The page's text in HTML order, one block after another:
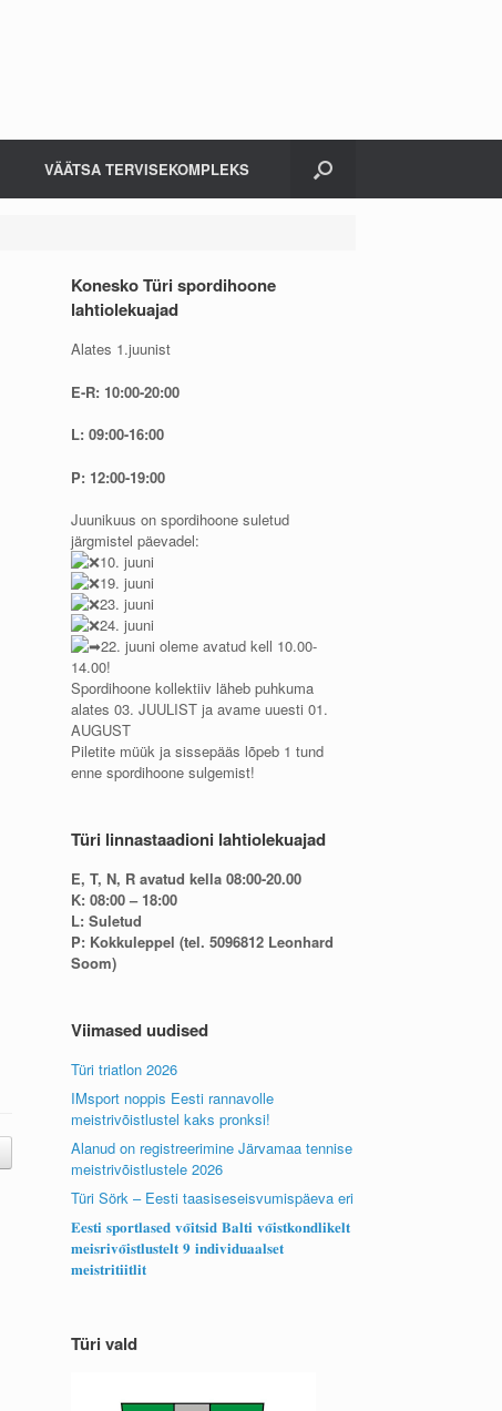
VÄÄTSA TERVISEKOMPLEKS
Konesko Türi spordihoone
lahtiolekuajad
Alates 1.juunist
E-R: 10:00-20:00
L: 09:00-16:00
P: 12:00-19:00
Juunikuus on spordihoone suletud
järgmistel päevadel:
10. juuni
19. juuni
23. juuni
24. juuni
22. juuni oleme avatud kell 10.00-
14.00!
Spordihoone kollektiiv läheb puhkuma
alates 03. JUULIST ja avame uuesti 01.
AUGUST
Piletite müük ja sissepääs lõpeb 1 tund
enne spordihoone sulgemist!
Türi linnastaadioni lahtiolekuajad
E, T, N, R avatud kella 08:00-20.00
K: 08:00 – 18:00
L: Suletud
P: Kokkuleppel (tel. 5096812 Leonhard
Soom)
Viimased uudised
Türi triatlon 2026
IMsport noppis Eesti rannavolle
meistrivõistlustel kaks pronksi!
Alanud on registreerimine Järvamaa tennise
meistrivõistlustele 2026
Türi Sörk – Eesti taasiseseisvumispäeva eri
𝐄𝐞𝐬𝐭𝐢 𝐬𝐩𝐨𝐫𝐭𝐥𝐚𝐬𝐞𝐝 𝐯𝐨̃𝐢𝐭𝐬𝐢𝐝 𝐁𝐚𝐥𝐭𝐢 𝐯𝐨̃𝐢𝐬𝐭𝐤𝐨𝐧𝐝𝐥𝐢𝐤𝐞𝐥𝐭
𝐦𝐞𝐢𝐬𝐫𝐢𝐯𝐨̃𝐢𝐬𝐭𝐥𝐮𝐬𝐭𝐞𝐥𝐭 𝟗 𝐢𝐧𝐝𝐢𝐯𝐢𝐝𝐮𝐚𝐚𝐥𝐬𝐞𝐭
𝐦𝐞𝐢𝐬𝐭𝐫𝐢𝐭𝐢𝐢𝐭𝐥𝐢𝐭
Türi vald